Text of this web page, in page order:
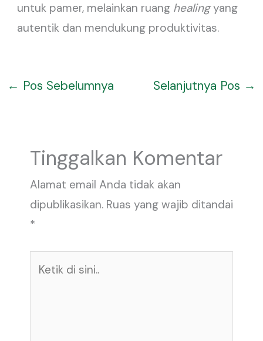
untuk pamer, melainkan ruang healingyang
autentik dan mendukung produktivitas.
← Pos Sebelumnya Selanjutnya Pos →
Tinggalkan Komentar
Alamat email Anda tidak akan
dipublikasikan. Ruas yang wajib ditandai
*